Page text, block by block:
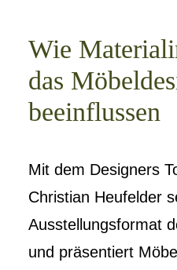
Wie
das
beeinflussen
Mit dem Designers
Christian Heufelder
Ausstellungsformat
und präsentiert